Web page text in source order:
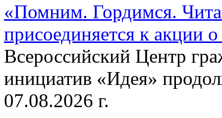
«Помним. Гордимся.
присоединяется к акции
Всероссийский Центр
инициатив «Идея»
07.08.2026 г.